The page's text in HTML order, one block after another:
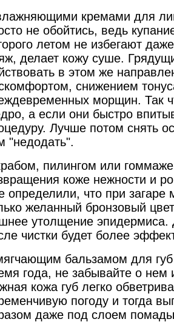
кремами для
не обойтись, ведь
летом не избегают
делает кожу суше.
в этом же
снижением
морщин. Так
а если они быстро
Лучше потом снять
"недодать".
пилингом или
коже нежности и
определили, что при
желанный бронзовый
утолщение эпидермиса.
чистки будет более
бальзамом для
года, не забывайте о нем
кожа губ легко
погоду и тогда
даже под слоем